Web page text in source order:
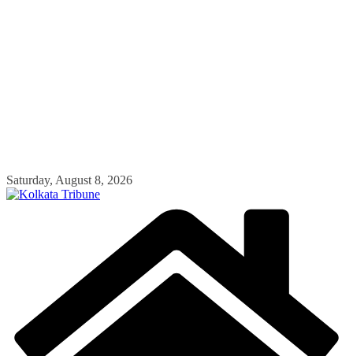
Skip
to
Saturday, August 8, 2026